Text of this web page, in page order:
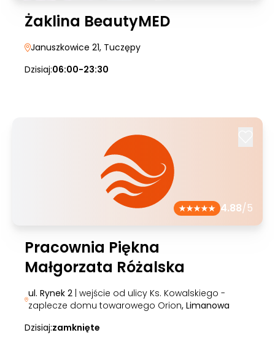
Żaklina BeautyMED
Januszkowice 21, Tuczępy
Dzisiaj:06:00-23:30
4.88/5
Pracownia Piękna
Małgorzata Różalska
ul. Rynek 2| wejście od ulicy Ks. Kowalskiego -
zaplecze domu towarowego Orion, Limanowa
Dzisiaj:zamknięte